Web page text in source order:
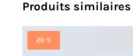
Produits similaires
20 %